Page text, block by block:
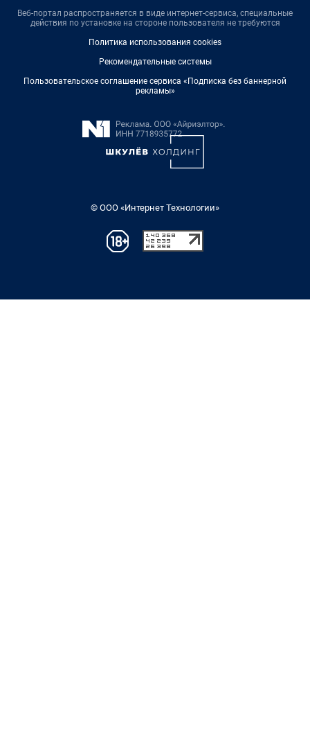
Веб-портал распространяется в виде интернет-сервиса, специальные
действия по установке на стороне пользователя не требуются
Политика использования cookies
Рекомендательные системы
Пользовательское соглашение сервиса «Подписка без баннерной
рекламы»
© ООО «Интернет Технологии»